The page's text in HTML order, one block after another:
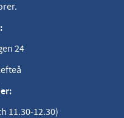
24
11.30-12.30)